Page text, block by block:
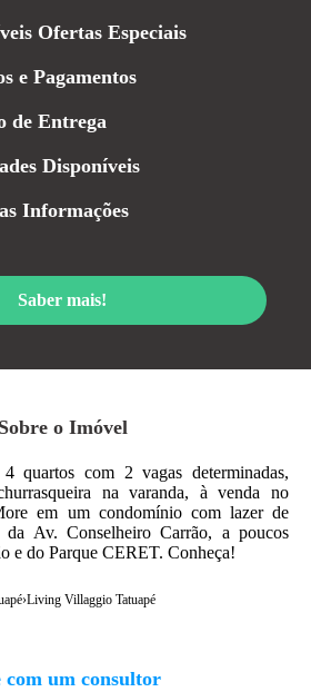
Sobre o Imóvel
quartos com 2 vagas determinadas,
na varanda, à venda no
em um condomínio com lazer de
da Av. Conselheiro Carrão, a poucos
e do Parque CERET. Conheça!
›Living Villaggio Tatuapé
Ofertas Especiais
e Pagamentos
de Entrega
Disponíveis
Informações
Saber mais!
com um consultor